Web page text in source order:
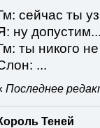
сейчас ты
ну
ты никого
...
Последнее
Теней